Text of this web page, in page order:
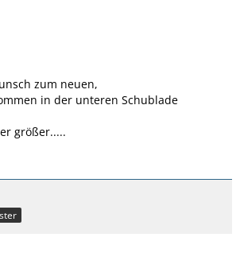
zum neuen,
in der unteren Schublade
größer.....